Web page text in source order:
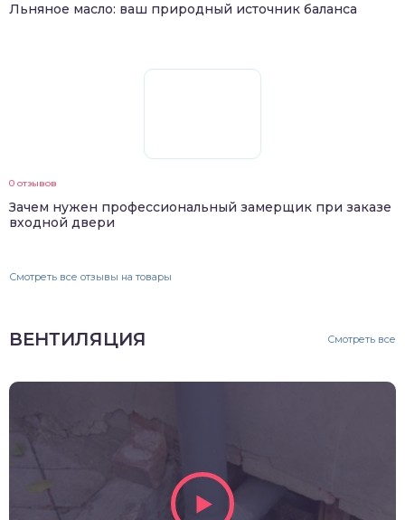
Льняное масло: ваш природный источник баланса
0 отзывов
Зачем нужен профессиональный замерщик при заказе
входной двери
Смотреть все отзывы на товары
ВЕНТИЛЯЦИЯ Смотреть все